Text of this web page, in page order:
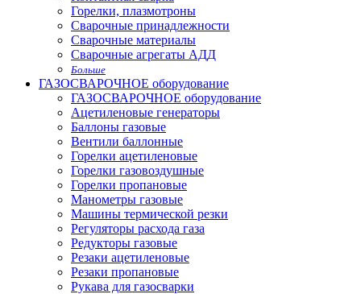
Горелки, плазмотроны
Сварочные принадлежности
Сварочные материалы
Сварочные агрегаты АДД
Больше
ГАЗОСВАРОЧНОЕ оборудование
ГАЗОСВАРОЧНОЕ оборудование
Ацетиленовые генераторы
Баллоны газовые
Вентили баллонные
Горелки ацетиленовые
Горелки газовоздушные
Горелки пропановые
Манометры газовые
Машины термической резки
Регуляторы расхода газа
Редукторы газовые
Резаки ацетиленовые
Резаки пропановые
Рукава для газосварки